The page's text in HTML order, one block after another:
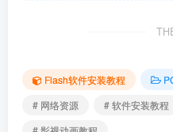
Flash软件安装教程
# 网络资源
# 软件安装教程